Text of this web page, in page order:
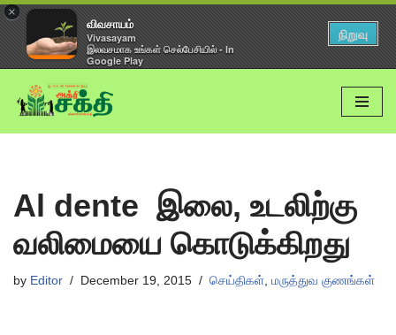
×
விவசாயம்
Vivasayam
இலவசமாக உங்கள் செல்பேசியில் - In
Google Play
நிறுவு
Skip
to
Al dente இலை, உடலிற்கு
வலிமையை கொடுக்கிறது
by Editor December 19, 2015 செய்திகள், மருத்துவ குணங்கள்